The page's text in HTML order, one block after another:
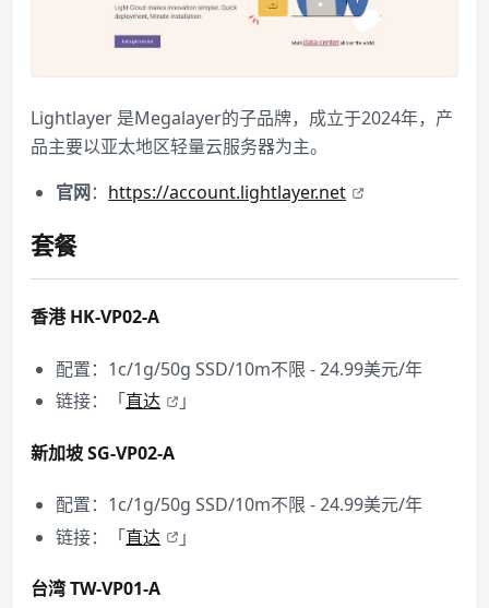
Lightlayer 是Megalayer的子品牌，成立于2024年，产
品主要以亚太地区轻量云服务器为主。
官网： https://account.lightlayer.net
套餐
香港 HK-VP02-A
配置：1c/1g/50g SSD/10m不限 - 24.99美元/年
链接：「直达 」
新加坡 SG-VP02-A
配置：1c/1g/50g SSD/10m不限 - 24.99美元/年
链接：「直达 」
台湾 TW-VP01-A